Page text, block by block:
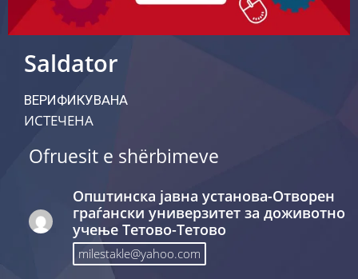
Saldator
ВЕРИФИКУВАНА
ИСТЕЧЕНА
Ofruesit e shërbimeve
Општинска јавна установа-Отворен
граѓански универзитет за доживотно
учење Тетово-Тетово
milestakle@yahoo.com